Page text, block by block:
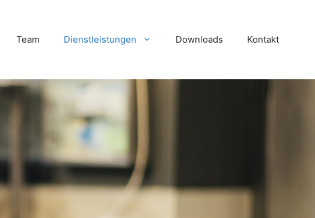
Team Dienstleistungen Downloads Kontakt